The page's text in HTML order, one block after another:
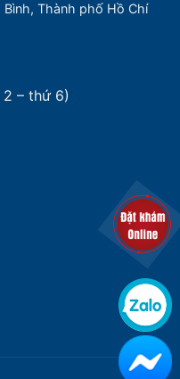
Thành phố Hồ Chí
– thứ 6)